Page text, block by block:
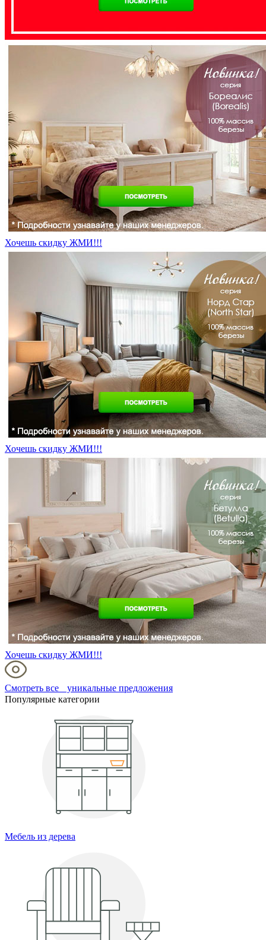
Хочешь скидку ЖМИ!!!
Хочешь скидку ЖМИ!!!
Хочешь скидку ЖМИ!!!
Смотреть все уникальные предложения
Популярные категории
Мебель из дерева